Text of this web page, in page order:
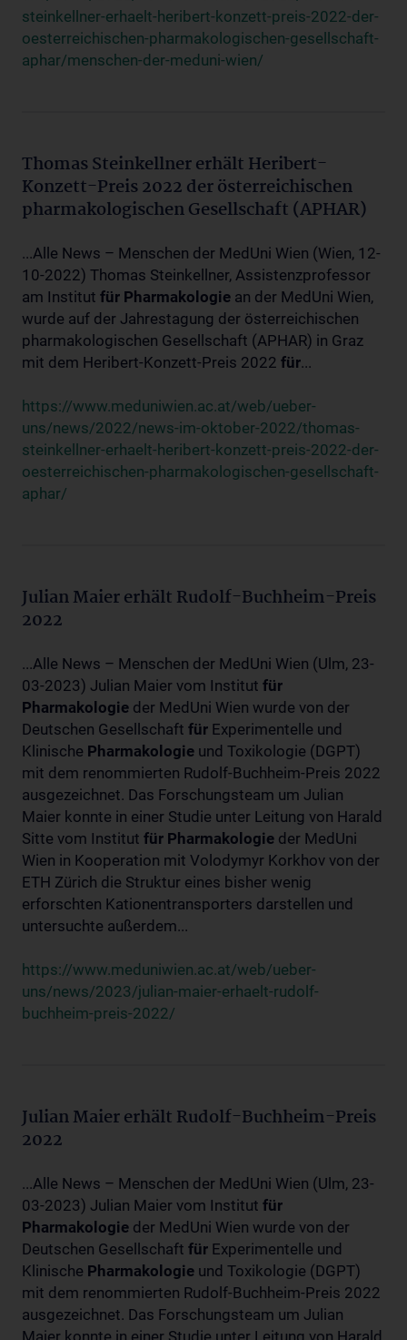
steinkellner-erhaelt-heribert-konzett-preis-2022-der-
oesterreichischen-pharmakologischen-gesellschaft-
aphar/menschen-der-meduni-wien/
Thomas Steinkellner erhält Heribert-
Konzett-Preis 2022 der österreichischen
pharmakologischen Gesellschaft (APHAR)
...Alle News – Menschen der MedUni Wien (Wien, 12-
10-2022) Thomas Steinkellner, Assistenzprofessor
am Institut für Pharmakologie an der MedUni Wien,
wurde auf der Jahrestagung der österreichischen
pharmakologischen Gesellschaft (APHAR) in Graz
mit dem Heribert-Konzett-Preis 2022 für...
https://www.meduniwien.ac.at/web/ueber-
uns/news/2022/news-im-oktober-2022/thomas-
steinkellner-erhaelt-heribert-konzett-preis-2022-der-
oesterreichischen-pharmakologischen-gesellschaft-
aphar/
Julian Maier erhält Rudolf-Buchheim-Preis
2022
...Alle News – Menschen der MedUni Wien (Ulm, 23-
03-2023) Julian Maier vom Institut für
Pharmakologie der MedUni Wien wurde von der
Deutschen Gesellschaft für Experimentelle und
Klinische Pharmakologie und Toxikologie (DGPT)
mit dem renommierten Rudolf-Buchheim-Preis 2022
ausgezeichnet. Das Forschungsteam um Julian
Maier konnte in einer Studie unter Leitung von Harald
Sitte vom Institut für Pharmakologie der MedUni
Wien in Kooperation mit Volodymyr Korkhov von der
ETH Zürich die Struktur eines bisher wenig
erforschten Kationentransporters darstellen und
untersuchte außerdem...
https://www.meduniwien.ac.at/web/ueber-
uns/news/2023/julian-maier-erhaelt-rudolf-
buchheim-preis-2022/
Julian Maier erhält Rudolf-Buchheim-Preis
2022
...Alle News – Menschen der MedUni Wien (Ulm, 23-
03-2023) Julian Maier vom Institut für
Pharmakologie der MedUni Wien wurde von der
Deutschen Gesellschaft für Experimentelle und
Klinische Pharmakologie und Toxikologie (DGPT)
mit dem renommierten Rudolf-Buchheim-Preis 2022
ausgezeichnet. Das Forschungsteam um Julian
Maier konnte in einer Studie unter Leitung von Harald